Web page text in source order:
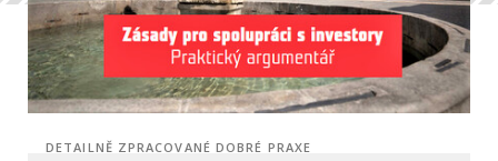
DETAILNĚ ZPRACOVANÉ DOBRÉ PRAXE